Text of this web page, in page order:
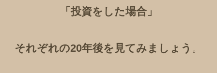
「投資をした場合」
それぞれの20年後を見てみましょう 。